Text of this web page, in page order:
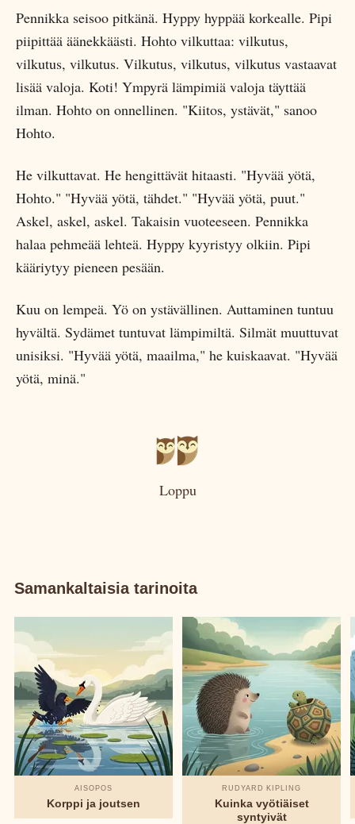
Pennikka seisoo pitkänä. Hyppy hyppää korkealle. Pipi
piipittää äänekkäästi. Hohto vilkuttaa: vilkutus,
vilkutus, vilkutus. Vilkutus, vilkutus, vilkutus vastaavat
lisää valoja. Koti! Ympyrä lämpimiä valoja täyttää
ilman. Hohto on onnellinen. "Kiitos, ystävät," sanoo
Hohto.
He vilkuttavat. He hengittävät hitaasti. "Hyvää yötä,
Hohto." "Hyvää yötä, tähdet." "Hyvää yötä, puut."
Askel, askel, askel. Takaisin vuoteeseen. Pennikka
halaa pehmeää lehteä. Hyppy kyyristyy olkiin. Pipi
kääriytyy pieneen pesään.
Kuu on lempeä. Yö on ystävällinen. Auttaminen tuntuu
hyvältä. Sydämet tuntuvat lämpimiltä. Silmät muuttuvat
unisiksi. "Hyvää yötä, maailma," he kuiskaavat. "Hyvää
yötä, minä."
Loppu
Samankaltaisia tarinoita
AISOPOS
Korppi ja joutsen
RUDYARD KIPLING
Kuinka vyötiäiset
syntyivät